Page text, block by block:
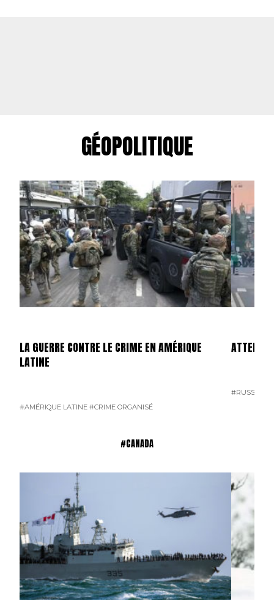
GÉOPOLITIQUE
LA GUERRE CONTRE LE CRIME EN AMÉRIQUE
LATINE
#AMÉRIQUE LATINE #CRIME ORGANISÉ
#RUSSIE
#CANADA